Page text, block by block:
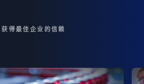
获得最佳企业的信赖